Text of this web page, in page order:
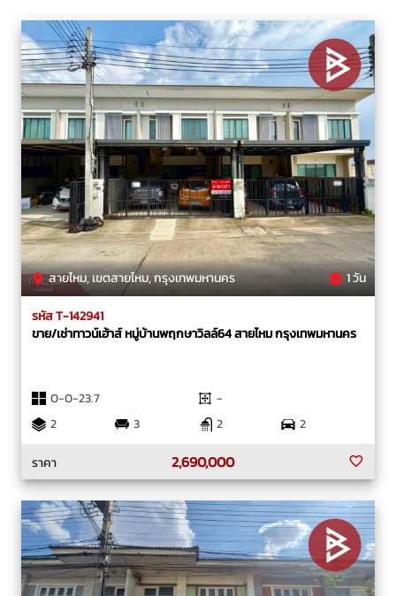
สายไหม, เขตสายไหม, กรุงเทพมหานคร 1 วัน
รหัส T-142941
ขาย/เช่าทาวน์เฮ้าส์ หมู่บ้านพฤกษาวิลล์64 สายไหม กรุงเทพมหานคร
0-0-23.7
-
2
3 2
2
ราคา
2,690,000